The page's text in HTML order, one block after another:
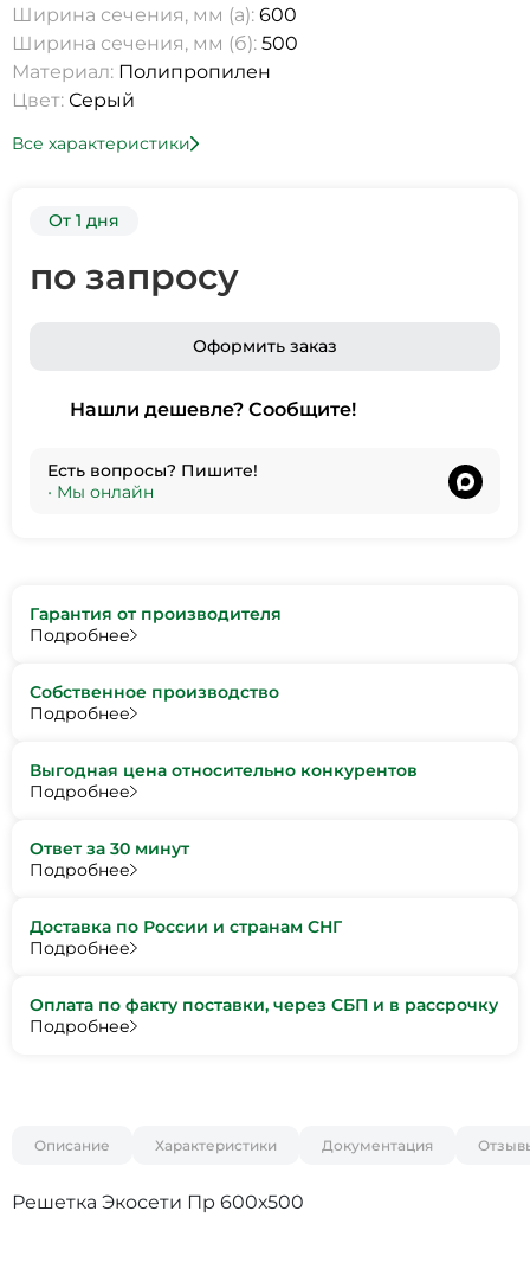
Ширина сечения, мм (а): 600
Ширина сечения, мм (б): 500
Материал: Полипропилен
Цвет: Серый
Все характеристики
От 1 дня
по запросу
Оформить заказ
Нашли дешевле? Сообщите!
Есть вопросы? Пишите!
• Мы онлайн
Гарантия от производителя
Подробнее
Собственное производство
Подробнее
Выгодная цена относительно конкурентов
Подробнее
Ответ за 30 минут
Подробнее
Доставка по России и странам СНГ
Подробнее
Оплата по факту поставки, через СБП и в рассрочку
Подробнее
Описание Характеристики Документация
Решетка Экосети Пр 600х500